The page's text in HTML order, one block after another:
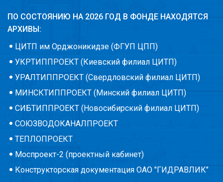
ПО СОСТОЯНИЮ НА 2026 ГОД В ФОНДЕ НАХОДЯТСЯ
АРХИВЫ:
ЦИТП им Орджоникидзе (ФГУП ЦПП)
УКРТИППРОЕКТ (Киевский филиал ЦИТП)
УРАЛТИППРОЕКТ (Свердловский филиал ЦИТП)
МИНСКТИППРОЕКТ (Минский филиал ЦИТП)
СИБТИППРОЕКТ (Новосибирский филиал ЦИТП)
СОЮЗВОДОКАНАЛПРОЕКТ
ТЕПЛОПРОЕКТ
Моспроект-2 (проектный кабинет)
Конструкторская документация ОАО "ГИДРАВЛИК"